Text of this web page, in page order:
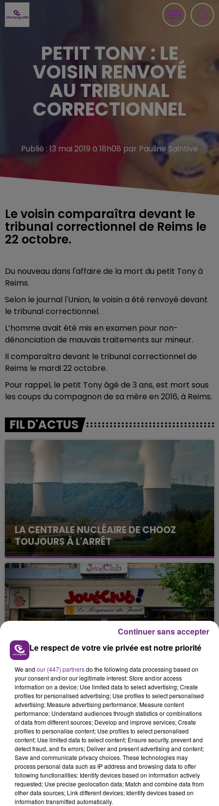
PETIT TONY : LE
VOISIN RENVOYÉ
AU TRIBUNAL
CORRECTIONNEL
Publié : 13 mai 2019 à 18h08 par Pauline Saintive
Le voisin comparaîtra devant le
tribunal correctionnel de Reims le
22 octobre.
Du nouveau dans l'affaire de la mort du petit Tony à
Reims.
Selon le journal l'Union, le voisin a été renvoyé devant
le tribunal correctionnel.
L’homme avait été mis en examen pour non-
dénonciation de mauvais traitements sur mineur.
Il comparaîtra devant le tribunal correctionnel de
Reims le mardi 22 octobre.
Pour rappel, le petit Tony âgé de 3 ans, est mort sous
les coups du compagnon de sa mère en 2016, à Reims.
FIL D'ACTUS
LA CENTRALE NUCLÉAIRE DE CHOOZ
TOUJOURS À L'ARRÊT
Cela fait déjà une semaine que la centrale
nucléaire ardennaise est à l'arrêt. Une situation
justifiée par la sécheresse intense qui est toujours
présente.
LE MAGASIN JOUÉCLUB DE REIMS FERME
SES PORTES
C'était l'une des institutions du centre-ville
rémois. Le magasin JouéClub est contraint de
fermer ses portes.
TITRES DIFFUSÉS
8h45
8h45 8h41
8h41
Le respect de votre vie privée est notre priorité
We and our (447) partnersdo the following data processing based on
your consent and/or our legitimate interest: Store and/or access
information on a device; Use limited data to select advertising; Create
profiles for personalised advertising; Use profiles to select personalised
advertising; Measure advertising performance; Measure content
performance; Understand audiences through statistics or combinations
of data from different sources; Develop and improve services; Create
profiles to personalise content; Use profiles to select personalised
content; Use limited data to select content; Ensure security, prevent and
detect fraud, and fix errors; Deliver and present advertising and content;
Save and communicate privacy choices. These technologies may
process personal data such as IP address and browsing data to offer
following functionalities: Identify devices based on information actively
requested; Use precise geolocation data; Match and combine data from
other data sources; Link different devices; Identify devices based on
information transmitted automatically.
Continuer sans accepter